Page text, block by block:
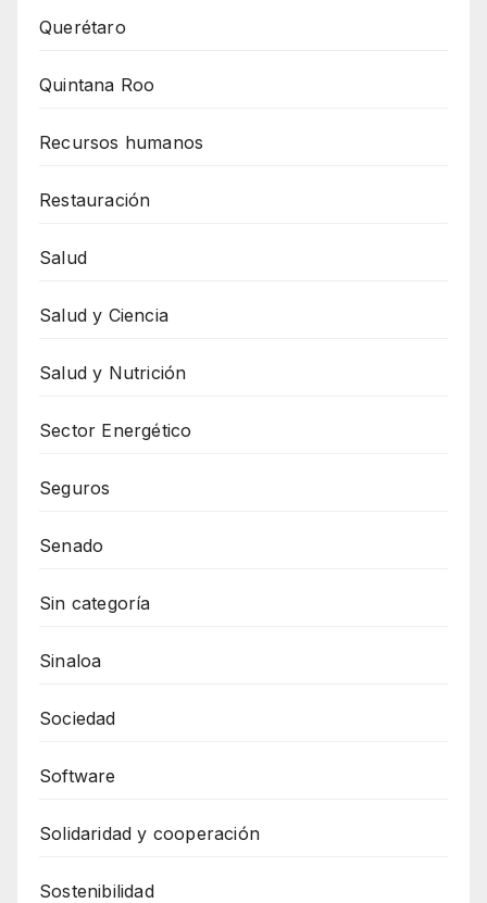
Querétaro
Quintana Roo
Recursos humanos
Restauración
Salud
Salud y Ciencia
Salud y Nutrición
Sector Energético
Seguros
Senado
Sin categoría
Sinaloa
Sociedad
Software
Solidaridad y cooperación
Sostenibilidad